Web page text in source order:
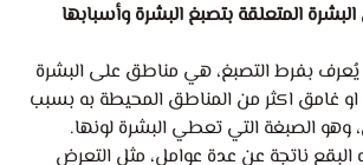
المتعلقة بتصبغ البشرة وأسبابها
يُعرف بفرط التصبغ، هي مناطق على البشرة
غامق اكثر من المناطق المحيطة به بسبب
وهو الصبغة التي تعطي البشرة لونها.
ناتجة عن عدة عوامل، مثل التعرض